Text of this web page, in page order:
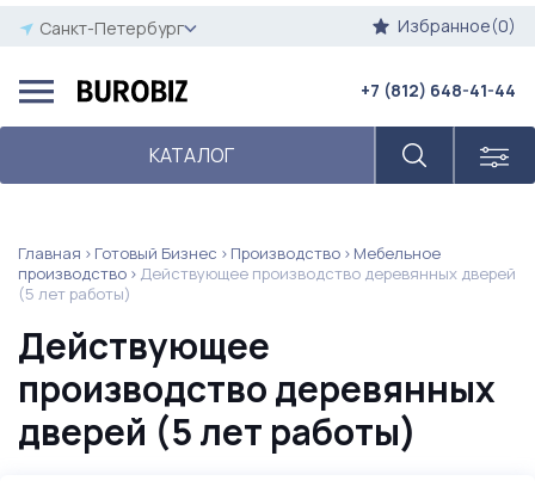
Санкт-Петербург Избранное(0)
КАТАЛОГ
+7 (812) 648-41-44
Главная Готовый Бизнес Производство
Мебельное
производство
Действующее производство деревянных дверей
(5 лет работы)
Действующее
производство деревянных
дверей (5 лет работы)